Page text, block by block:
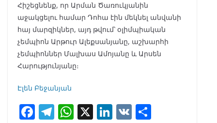
Հիշեցնենք, որ Արման Ծառուկյանին
աջակցելու համար Դոհա էին մեկնել անվանի
հայ մարզիկներ, այդ թվում՝ օլիմպիական
չեմպիոն Արթուր Ալեքսանյանը, աշխարհի
չեմպիոններ Մալխաս Ամոյանը և Արսեն
Հարությունյանը։
Էլեն Բեջանյան
F T W X Li V